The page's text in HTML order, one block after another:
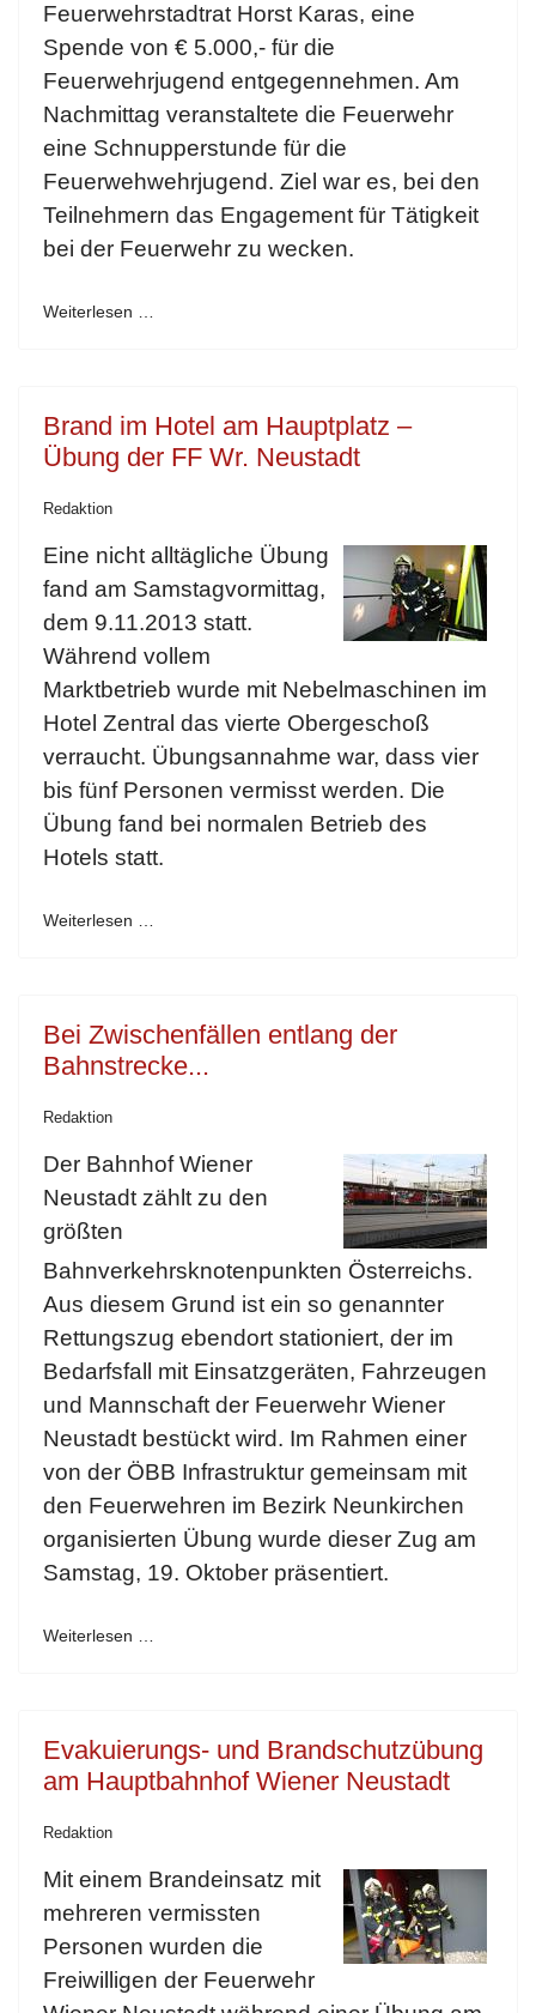
Feuerwehrstadtrat Horst Karas, eine
Spende von € 5.000,- für die
Feuerwehrjugend entgegennehmen. Am
Nachmittag veranstaltete die Feuerwehr
eine Schnupperstunde für die
Feuerwehwehrjugend. Ziel war es, bei den
Teilnehmern das Engagement für Tätigkeit
bei der Feuerwehr zu wecken.
Weiterlesen …
Brand im Hotel am Hauptplatz –
Übung der FF Wr. Neustadt
Redaktion
Eine nicht alltägliche Übung
fand am Samstagvormittag,
dem 9.11.2013 statt.
Während vollem
Marktbetrieb wurde mit Nebelmaschinen im
Hotel Zentral das vierte Obergeschoß
verraucht. Übungsannahme war, dass vier
bis fünf Personen vermisst werden. Die
Übung fand bei normalen Betrieb des
Hotels statt.
Weiterlesen …
Bei Zwischenfällen entlang der
Bahnstrecke...
Redaktion
Der Bahnhof Wiener
Neustadt zählt zu den
größten
Bahnverkehrsknotenpunkten Österreichs.
Aus diesem Grund ist ein so genannter
Rettungszug ebendort stationiert, der im
Bedarfsfall mit Einsatzgeräten, Fahrzeugen
und Mannschaft der Feuerwehr Wiener
Neustadt bestückt wird. Im Rahmen einer
von der ÖBB Infrastruktur gemeinsam mit
den Feuerwehren im Bezirk Neunkirchen
organisierten Übung wurde dieser Zug am
Samstag, 19. Oktober präsentiert.
Weiterlesen …
Evakuierungs- und Brandschutzübung
am Hauptbahnhof Wiener Neustadt
Redaktion
Mit einem Brandeinsatz mit
mehreren vermissten
Personen wurden die
Freiwilligen der Feuerwehr